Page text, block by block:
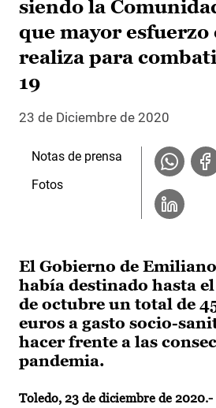
siendo la
que mayor esfuerzo
realiza para
19
23 de Diciembre de 2020
El Gobierno de
había destinado hasta
de octubre un total de
euros a gasto socio-
hacer frente a las
pandemia.
Toledo, 23 de diciembre de 2020.-
Notas de prensa
Fotos